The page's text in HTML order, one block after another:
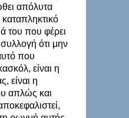
απόλυτα
του που φέρει
συλλογή ότι μην
που
είναι η
είναι η
απλώς και